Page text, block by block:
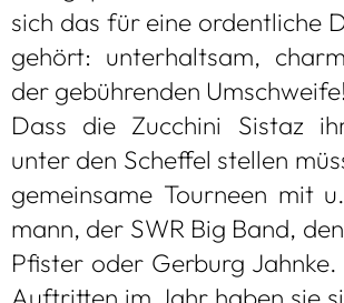
sich das für eine ordent­li­che
gehört: unter­halt­sam,
der gebüh­ren­den Umschweife!
Dass die Zuc­chini Sis­taz
unter den Schef­fel stel­len
gemein­same Tour­neen mit
mann, der SWR Big Band,
Pfis­ter oder Ger­burg